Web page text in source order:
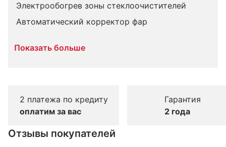
Электрообогрев зоны стеклоочистителей
Автоматический корректор фар
Показать больше
2 платежа по кредиту
оплатим за вас
Гарантия
2 года
Отзывы покупателей